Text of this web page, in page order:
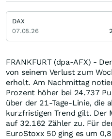
FRANKFURT (dpa-AFX) -
von seinem Verlust zum
erholt. Am Nachmittag
Prozent höher bei 24.737
über der 21-Tage-Linie, die
kurzfristigen Trend gilt. Der
auf 32.162 Zähler zu. Für
EuroStoxx 50 ging es um
DAX
07.08.26